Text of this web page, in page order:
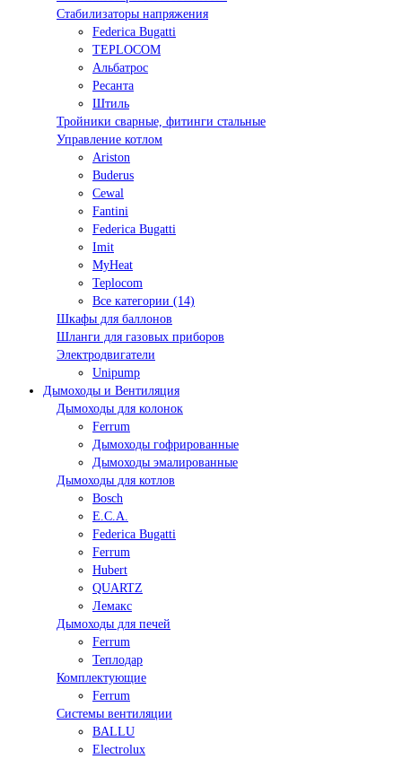
Стабилизаторы напряжения
Federica Bugatti
TEPLOCOM
Альбатрос
Ресанта
Штиль
Тройники сварные, фитинги стальные
Управление котлом
Ariston
Buderus
Cewal
Fantini
Federica Bugatti
Imit
MyHeat
Teplocom
Все категории (14)
Шкафы для баллонов
Шланги для газовых приборов
Электродвигатели
Unipump
Дымоходы и Вентиляция
Дымоходы для колонок
Ferrum
Дымоходы гофрированные
Дымоходы эмалированные
Дымоходы для котлов
Bosch
E.C.A.
Federica Bugatti
Ferrum
Hubert
QUARTZ
Лемакс
Дымоходы для печей
Ferrum
Теплодар
Комплектующие
Ferrum
Системы вентиляции
BALLU
Electrolux